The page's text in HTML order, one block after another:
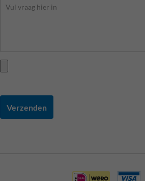
Verzenden